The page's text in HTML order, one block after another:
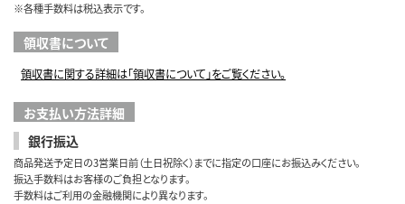
※各種手数料は税込表示です。
領収書について
領収書に関する詳細は「領収書について」をご覧ください。
お支払い方法詳細
銀行振込
商品発送予定日の3営業日前（土日祝除く）までに指定の口座にお振込みください。
振込手数料はお客様のご負担となります。
手数料はご利用の金融機関により異なります。